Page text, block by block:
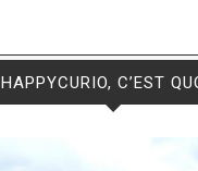
HAPPYCURIO, C’EST